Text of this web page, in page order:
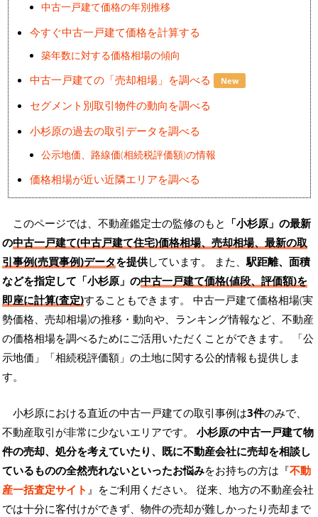
中古一戸建て価格の年別推移
今すぐ中古一戸建て価格を計算する
築年数に対する価格相場の傾向
中古一戸建ての「売却相場」を調べる New
セグメント別取引物件の動向を調べる
小杉原の過去の取引データを調べる
公示地価、路線価(相続税評価額)の情報
価格相場が近い近隣エリアを調べる
このページでは、不動産鑑定士の監修のもと 「小杉原」の最新
の中古一戸建て(中古戸建て住宅)価格相場、売却相場、最新の取
引事例(売買事例)データを提供しています。 また、駅距離、面積
などを指定して「小杉原」の中古一戸建て価格(値段、評価額)を
即座に計算(査定)することもできます。 中古一戸建て価格相場(実
勢価格、売却相場)の推移・動向や、ランキング情報など、不動産
の価格相場を調べるためにご活用いただくことができます。
「公
示地価」「相続税評価額」の土地に関する公的情報も提供しま
す。
小杉原における直近の中古一戸建ての取引事例は3件のみで、
不動産取引が非常に少ないエリアです。 小杉原の中古一戸建て物
件の売却、処分を考えていたり、既に不動産会社に売却を相談し
ているものの全然売れないといったお悩みをお持ちの方は『不動
産一括査定サイト 』をご利用ください。 従来、地方の不動産会社
では十分に客付けができず、物件の売却が難しかったり売却まで